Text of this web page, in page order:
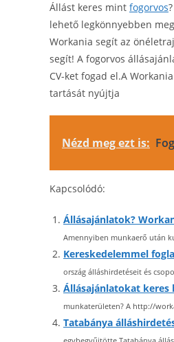
Állást keres mint fogorvos
lehető legkönnyebben
Workania segít az
segít! A fogorvos
CV-ket fogad el.A
tartását nyújtja
Nézd meg ezt is:
Kapcsolódó:
Állásajánlatok?
Amennyiben munkaerő után
Kereskedelemmel
ország álláshirdetéseit és
Állásajánlatokat keres
munkaterületen? A http://
Tatabánya